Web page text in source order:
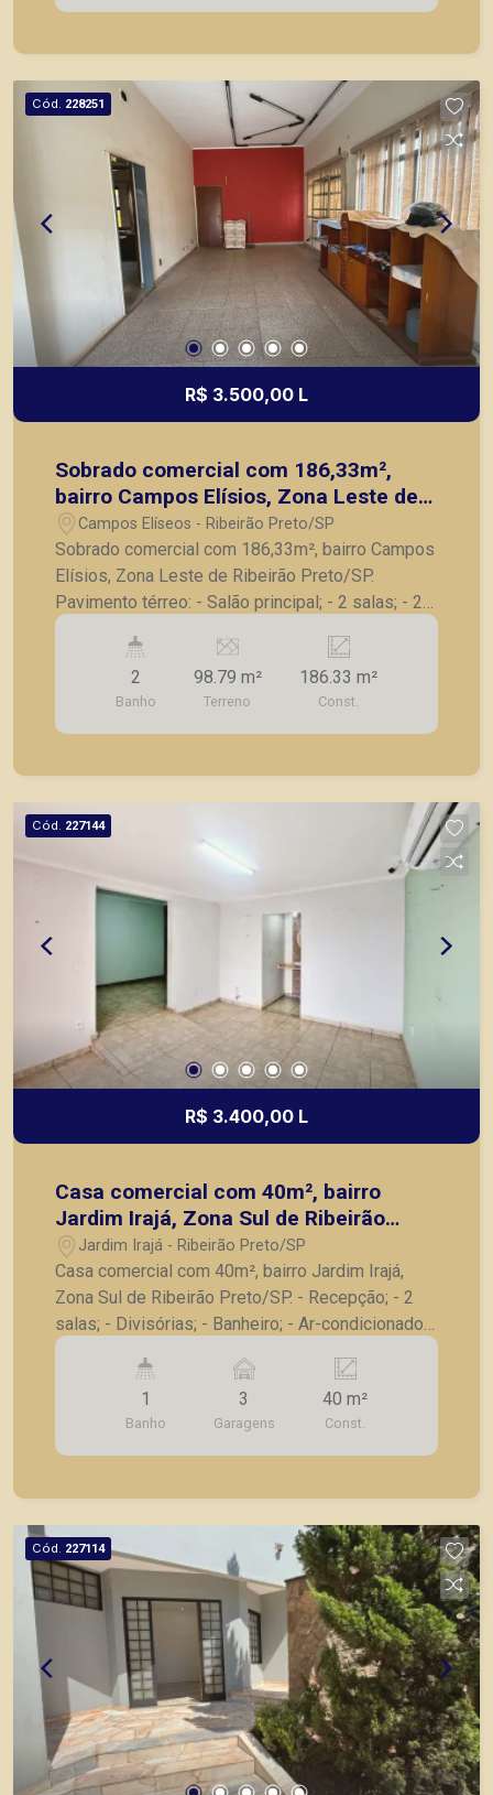
Ribeirão Preto.
Cód. 228251
R$ 3.500,00 L
Sobrado comercial com 186,33m²,
bairro Campos Elísios, Zona Leste de
Ribeirão Preto/SP.
Campos Elíseos - Ribeirão Preto/SP
Sobrado comercial com 186,33m², bairro Campos
Elísios, Zona Leste de Ribeirão Preto/SP.
Pavimento térreo: - Salão principal; - 2 salas; - 2
banheiros; - Cozinha; - Área de serviço.
Pavimento superior: - Hall de circulação; - 3
salas, sendo 2 com armários. A Piramid tem
como objetivo atender seus clientes com
agilidade e segurança, em locação, vendas de
Preto.
2
Banho
98.79 m²
Terreno
186.33 m²
Const.
Cód. 227144
R$ 3.400,00 L
Casa comercial com 40m², bairro
Jardim Irajá, Zona Sul de Ribeirão
Preto/SP.
Jardim Irajá - Ribeirão Preto/SP
Casa comercial com 40m², bairro Jardim Irajá,
Zona Sul de Ribeirão Preto/SP. - Recepção; - 2
salas; - Divisórias; - Banheiro; - Ar-condicionado;
- Câmeras de segurança; - 3 vagas recuadas para
estacionamento. A Piramid tem como objetivo
atender seus clientes com agilidade e segurança,
em locação, vendas de imóveis prontos, usados
ou mesmo nos principais lançamentos da cidade
1
Banho
3
Garagens
40 m²
Const.
Cód. 227114